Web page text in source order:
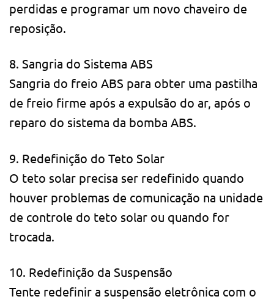
perdidas e programar um novo chaveiro de
reposição.
8. Sangria do Sistema ABS
Sangria do freio ABS para obter uma pastilha
de freio firme após a expulsão do ar, após o
reparo do sistema da bomba ABS.
9. Redefinição do Teto Solar
O teto solar precisa ser redefinido quando
houver problemas de comunicação na unidade
de controle do teto solar ou quando for
trocada.
10. Redefinição da Suspensão
Tente redefinir a suspensão eletrônica com o